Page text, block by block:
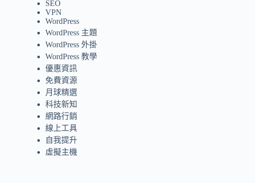
SEO
VPN
WordPress
WordPress 主題
WordPress 外掛
WordPress 教學
優惠資訊
免費資源
月球精選
科技新知
網路行銷
線上工具
自我提升
虛擬主機